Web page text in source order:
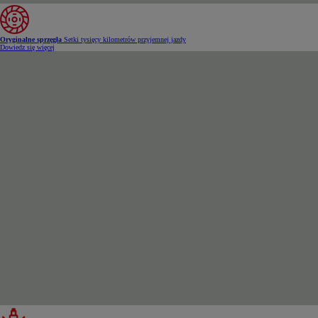
Oryginalne sprzęgła Setki tysięcy kilometrów przyjemnej jazdy
Dowiedz się więcej